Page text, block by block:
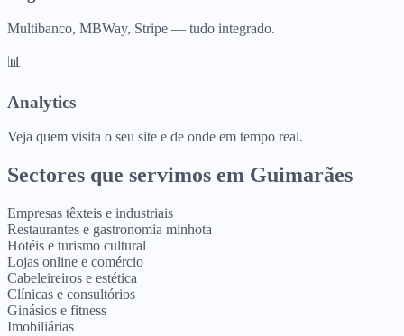
Multibanco, MBWay, Stripe — tudo integrado.
📊
Analytics
Veja quem visita o seu site e de onde em tempo real.
Sectores que servimos em Guimarães
Empresas têxteis e industriais
Restaurantes e gastronomia minhota
Hotéis e turismo cultural
Lojas online e comércio
Cabeleireiros e estética
Clínicas e consultórios
Ginásios e fitness
Imobiliárias